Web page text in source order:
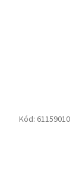
Kód: 61159010